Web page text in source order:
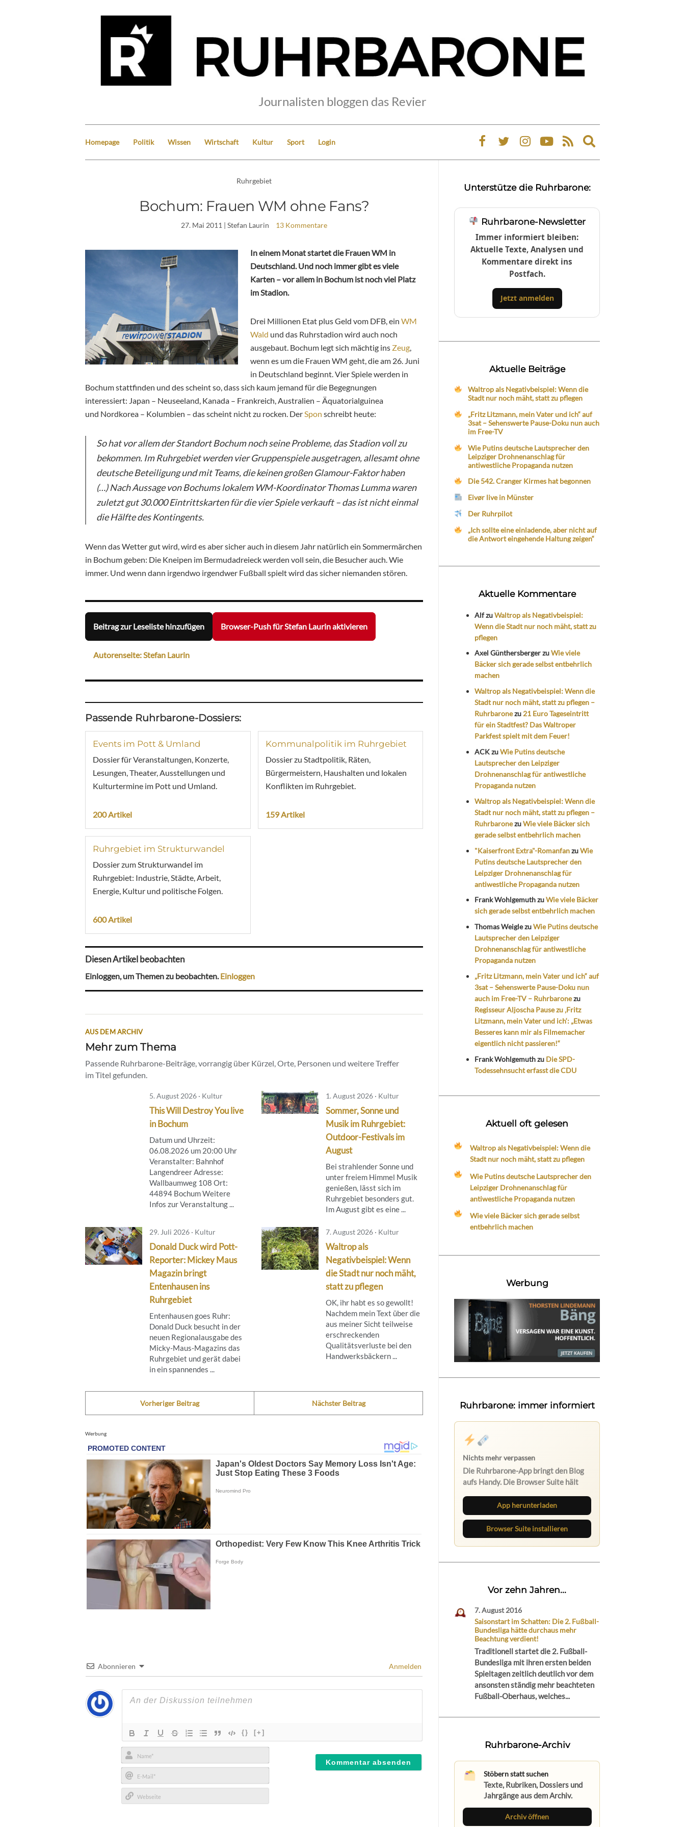
Journalisten bloggen das Revier
Homepage Politik Wissen Wirtschaft Kultur Sport Login
Expand
search
Ruhrgebiet
Bochum: Frauen WM ohne Fans?
27. Mai 2011 | Stefan Laurin 13 Kommentare
In einem Monat startet die Frauen WM in
Deutschland. Und noch immer gibt es viele
Karten – vor allem in Bochum ist noch viel Platz
im Stadion.
Drei Millionen Etat plus Geld vom DFB, ein WM
Wald und das Ruhrstadion wird auch noch
ausgebaut. Bochum legt sich mächtig ins Zeug
wenn es um die Frauen WM geht, die am 26. Juni
in Deutschland beginnt. Vier Spiele werden in
Bochum stattfinden und des scheint so, dass sich kaum jemand für die Begegnungen
interessiert: Japan – Neuseeland, Kanada – Frankreich, Australien – Äquatorialguinea
und Nordkorea – Kolumbien – das scheint nicht zu rocken. Der Spon schreibt heute:
So hat vor allem der Standort Bochum noch seine Probleme, das Stadion voll zu
bekommen. Im Ruhrgebiet werden vier Gruppenspiele ausgetragen, allesamt ohne
deutsche Beteiligung und mit Teams, die keinen großen Glamour-Faktor haben
(…) Nach Aussage von Bochums lokalem WM-Koordinator Thomas Lumma waren
zuletzt gut 30.000 Eintrittskarten für die vier Spiele verkauft – das ist nicht einmal
die Hälfte des Kontingents.
Wenn das Wetter gut wird, wird es aber sicher auch in diesem Jahr natürlich ein Sommermärchen
in Bochum geben: Die Kneipen im Bermudadreieck werden voll sein, die Besucher auch. Wie
immer. Und wenn dann irgendwo irgendwer Fußball spielt wird das sicher niemanden stören.
Beitrag zur Leseliste hinzufügen Browser-Push für Stefan Laurin aktivieren
Autorenseite: Stefan Laurin
Passende Ruhrbarone-Dossiers:
Events im Pott & Umland
Dossier für Veranstaltungen, Konzerte,
Lesungen, Theater, Ausstellungen und
Kulturtermine im Pott und Umland.
200 Artikel
Kommunalpolitik im Ruhrgebiet
Dossier zu Stadtpolitik, Räten,
Bürgermeistern, Haushalten und lokalen
Konflikten im Ruhrgebiet.
159 Artikel
Ruhrgebiet im Strukturwandel
Dossier zum Strukturwandel im
Ruhrgebiet: Industrie, Städte, Arbeit,
Energie, Kultur und politische Folgen.
600 Artikel
Diesen Artikel beobachten
Einloggen, um Themen zu beobachten.Einloggen
AUS DEM ARCHIV
Mehr zum Thema
Passende Ruhrbarone-Beiträge, vorrangig über Kürzel, Orte, Personen und weitere Treffer
im Titel gefunden.
5. August 2026 · Kultur
This Will Destroy You live
in Bochum
Datum und Uhrzeit:
06.08.2026 um 20:00 Uhr
Veranstalter: Bahnhof
Langendreer Adresse:
Wallbaumweg 108 Ort:
44894 Bochum Weitere
Infos zur Veranstaltung ...
1. August 2026 · Kultur
Sommer, Sonne und
Musik im Ruhrgebiet:
Outdoor-Festivals im
August
Bei strahlender Sonne und
unter freiem Himmel Musik
genießen, lässt sich im
Ruhrgebiet besonders gut.
Im August gibt es eine ...
29. Juli 2026 · Kultur
Donald Duck wird Pott-
Reporter: Mickey Maus
Magazin bringt
Entenhausen ins
Ruhrgebiet
Entenhausen goes Ruhr:
Donald Duck besucht in der
neuen Regionalausgabe des
Micky‑Maus‑Magazins das
Ruhrgebiet und gerät dabei
in ein spannendes ...
7. August 2026 · Kultur
Waltrop als
Negativbeispiel: Wenn
die Stadt nur noch mäht,
statt zu pflegen
OK, ihr habt es so gewollt!
Nachdem mein Text über die
aus meiner Sicht teilweise
erschreckenden
Qualitätsverluste bei den
Handwerksbäckern ...
Vorheriger Beitrag Nächster Beitrag
Werbung
Abonnieren Anmelden
{} [+]
Name*
E-
Mail*
Unterstütze die Ruhrbarone:
Ruhrbarone-Newsletter
Immer informiert bleiben:
Aktuelle Texte, Analysen und
Kommentare direkt ins
Postfach.
Jetzt anmelden
Aktuelle Beiträge
Waltrop als Negativbeispiel: Wenn die
Stadt nur noch mäht, statt zu pflegen
„Fritz Litzmann, mein Vater und ich“ auf
3sat – Sehenswerte Pause-Doku nun auch
im Free-TV
Wie Putins deutsche Lautsprecher den
Leipziger Drohnenanschlag für
antiwestliche Propaganda nutzen
Die 542. Cranger Kirmes hat begonnen
Eivør live in Münster
Der Ruhrpilot
„Ich sollte eine einladende, aber nicht auf
die Antwort eingehende Haltung zeigen“
Aktuelle Kommentare
AlfzuWaltrop als Negativbeispiel:
Wenn die Stadt nur noch mäht, statt zu
pflegen
Axel GünthersbergerzuWie viele
Bäcker sich gerade selbst entbehrlich
machen
Waltrop als Negativbeispiel: Wenn die
Stadt nur noch mäht, statt zu pflegen –
Ruhrbaronezu 21 Euro Tageseintritt
für ein Stadtfest? Das Waltroper
Parkfest spielt mit dem Feuer!
ACKzuWie Putins deutsche
Lautsprecher den Leipziger
Drohnenanschlag für antiwestliche
Propaganda nutzen
Waltrop als Negativbeispiel: Wenn die
Stadt nur noch mäht, statt zu pflegen –
RuhrbaronezuWie viele Bäcker sich
gerade selbst entbehrlich machen
"Kaiserfront Extra"-RomanfanzuWie
Putins deutsche Lautsprecher den
Leipziger Drohnenanschlag für
antiwestliche Propaganda nutzen
Frank WohlgemuthzuWie viele Bäcker
sich gerade selbst entbehrlich machen
Thomas WeiglezuWie Putins deutsche
Lautsprecher den Leipziger
Drohnenanschlag für antiwestliche
Propaganda nutzen
„Fritz Litzmann, mein Vater und ich“ auf
3sat – Sehenswerte Pause-Doku nun
auch im Free-TV – Ruhrbaronezu
Regisseur Aljoscha Pause zu ‚Fritz
Litzmann, mein Vater und ich‘: „Etwas
Besseres kann mir als Filmemacher
eigentlich nicht passieren!“
Frank Wohlgemuthzu Die SPD-
Todessehnsucht erfasst die CDU
Aktuell oft gelesen
Waltrop als Negativbeispiel: Wenn die
Stadt nur noch mäht, statt zu pflegen
Wie Putins deutsche Lautsprecher den
Leipziger Drohnenanschlag für
antiwestliche Propaganda nutzen
Wie viele Bäcker sich gerade selbst
entbehrlich machen
Werbung
Ruhrbarone: immer informiert
Nichts mehr verpassen
Die Ruhrbarone-App bringt den Blog
aufs Handy. Die Browser Suite hält
App herunterladen
Browser Suite installieren
Vor zehn Jahren...
7. August 2016
Saisonstart im Schatten: Die 2. Fußball-
Bundesliga hätte durchaus mehr
Beachtung verdient!
Traditionell startet die 2. Fußball-
Bundesliga mit ihren ersten beiden
Spieltagen zeitlich deutlich vor dem
ansonsten ständig mehr beachteten
Fußball-Oberhaus, welches...
Ruhrbarone-Archiv
Stöbern statt suchen
Texte, Rubriken, Dossiers und
Jahrgänge aus dem Archiv.
Archiv öffnen